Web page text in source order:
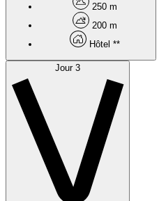
250 m
200 m
Hôtel **
Jour 3